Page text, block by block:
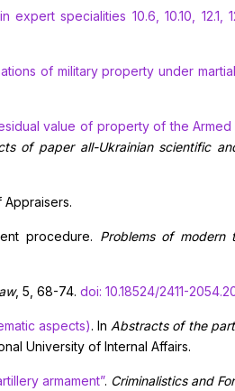
specialities 10.6, 10.10, 12.1,
of military property under
value of property of the
of paper all-Ukrainian scientific
Appraisers.
procedure. Problems of modern
, 5, 68-74. doi: 10.18524/2411-
aspects). In Abstracts of the
University of Internal Affairs.
armament”. Criminalistics and